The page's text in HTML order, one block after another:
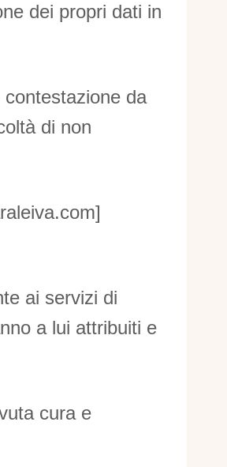
dei propri dati in
da
di non
ai servizi di
a lui attribuiti e
cura e